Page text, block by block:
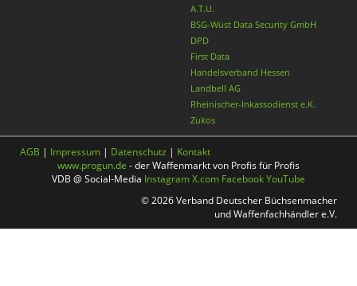
A.T.U.
BSG-Wüst Data Security GmbH
DPD
First Data
Handelsverband Hessen
Landbell AG
Rheinischer-Inkassodienst e.K.
Zukos
AGB | Impressum | Datenschutz | Kontakt
www.progun.de - der Waffenmarkt von Profis für Profis
VDB @ Social-Media InstagramX.com FacebookYouTube
© 2026 Verband Deutscher Büchsenmacher
und Waffenfachhändler e.V.